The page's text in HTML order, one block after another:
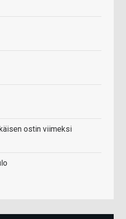
ostin viimeksi